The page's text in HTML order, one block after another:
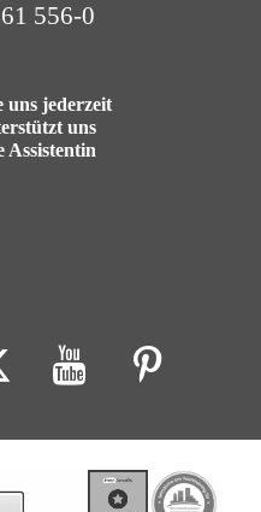
556-0
uns jederzeit
uns
Assistentin